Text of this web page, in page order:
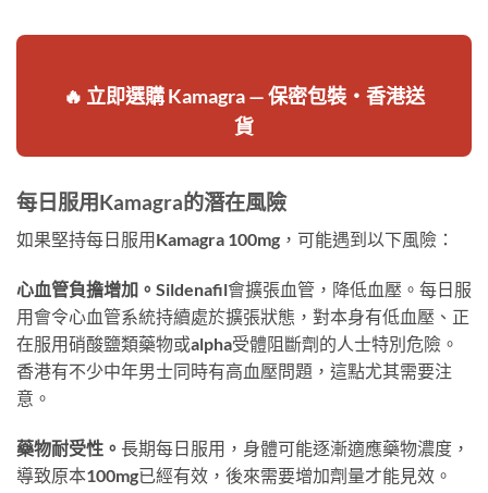
🔥 立即選購 Kamagra — 保密包裝・香港送
貨
每日服用Kamagra的潛在風險
如果堅持每日服用Kamagra 100mg，可能遇到以下風險：
心血管負擔增加。 Sildenafil會擴張血管，降低血壓。每日服
用會令心血管系統持續處於擴張狀態，對本身有低血壓、正
在服用硝酸鹽類藥物或alpha受體阻斷劑的人士特別危險。
香港有不少中年男士同時有高血壓問題，這點尤其需要注
意。
藥物耐受性。 長期每日服用，身體可能逐漸適應藥物濃度，
導致原本100mg已經有效，後來需要增加劑量才能見效。